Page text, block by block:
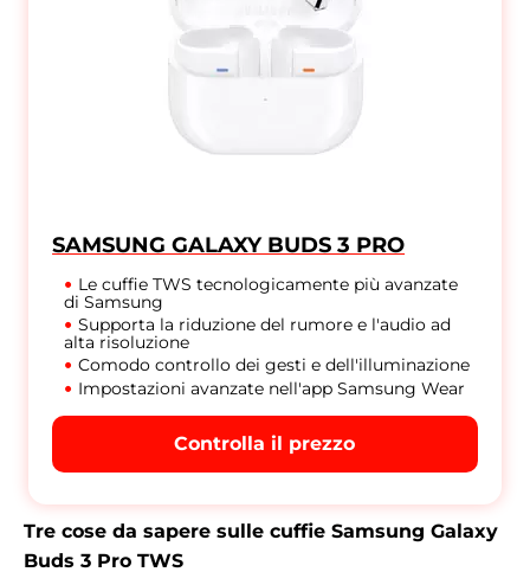
SAMSUNG GALAXY BUDS 3 PRO
Le cuffie TWS tecnologicamente più avanzate
di Samsung
Supporta la riduzione del rumore e l'audio ad
alta risoluzione
Comodo controllo dei gesti e dell'illuminazione
Impostazioni avanzate nell'app Samsung Wear
Controlla il prezzo
Tre cose da sapere sulle cuffie Samsung Galaxy
Buds 3 Pro TWS